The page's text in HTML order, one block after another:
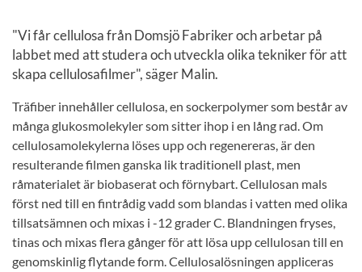
"Vi får cellulosa från Domsjö Fabriker och arbetar på
labbet med att studera och utveckla olika tekniker för att
skapa cellulosafilmer", säger Malin.
Träfiber innehåller cellulosa, en sockerpolymer som består av
många glukosmolekyler som sitter ihop i en lång rad. Om
cellulosamolekylerna löses upp och regenereras, är den
resulterande filmen ganska lik traditionell plast, men
råmaterialet är biobaserat och förnybart. Cellulosan mals
först ned till en fintrådig vadd som blandas i vatten med olika
tillsatsämnen och mixas i -12 grader C. Blandningen fryses,
tinas och mixas flera gånger för att lösa upp cellulosan till en
genomskinlig flytande form. Cellulosalösningen appliceras